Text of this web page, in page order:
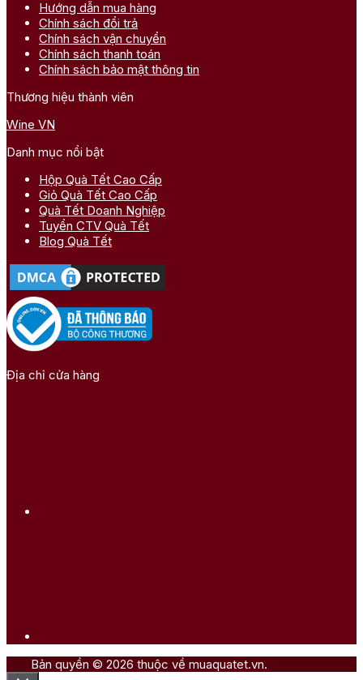
Hướng dẫn mua hàng
Chính sách đổi trả
Chính sách vận chuyển
Chính sách thanh toán
Chính sách bảo mật thông tin
Thương hiệu thành viên
Wine VN
Danh mục nổi bật
Hộp Quà Tết Cao Cấp
Giỏ Quà Tết Cao Cấp
Quà Tết Doanh Nghiệp
Tuyển CTV Quà Tết
Blog Quà Tết
Địa chỉ cửa hàng
Bản quyền © 2026 thuộc về muaquatet.vn.